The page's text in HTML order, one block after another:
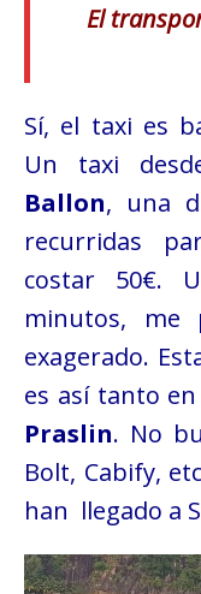
El
Sí, el taxi es
Un taxi
Ballon, una
recurridas
costar 50€.
minutos, me
exagerado.
es así tanto
Praslin. No
Bolt, Cabify,
han llegado a